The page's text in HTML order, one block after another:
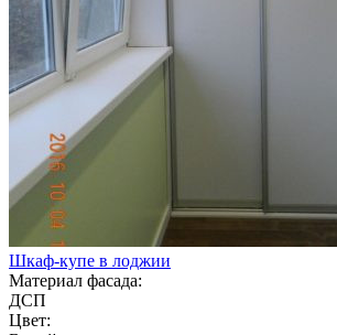
Шкаф-купе в лоджии
Материал фасада:
ДСП
Цвет: